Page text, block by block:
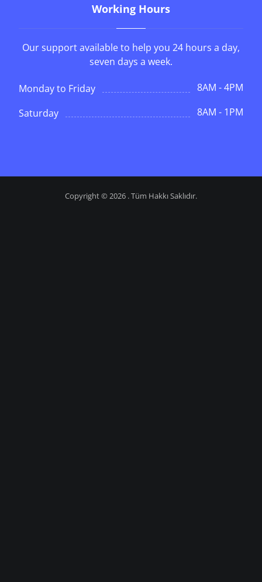
Working Hours
Our support available to help you 24 hours a day,
seven days a week.
Monday to Friday
8AM - 4PM
Saturday
8AM - 1PM
Copyright © 2026 . Tüm Hakkı Saklıdır.